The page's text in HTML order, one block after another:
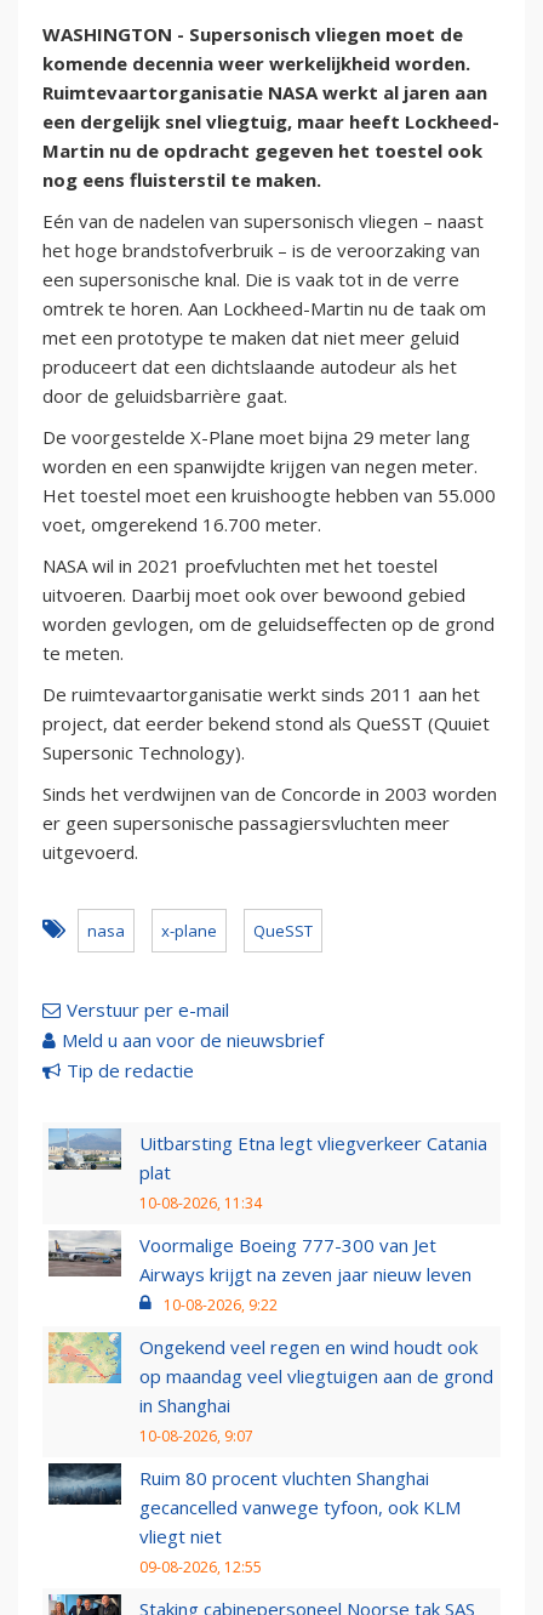
WASHINGTON - Supersonisch vliegen moet de
komende decennia weer werkelijkheid worden.
Ruimtevaartorganisatie NASA werkt al jaren aan
een dergelijk snel vliegtuig, maar heeft Lockheed-
Martin nu de opdracht gegeven het toestel ook
nog eens fluisterstil te maken.
Eén van de nadelen van supersonisch vliegen – naast
het hoge brandstofverbruik – is de veroorzaking van
een supersonische knal. Die is vaak tot in de verre
omtrek te horen. Aan Lockheed-Martin nu de taak om
met een prototype te maken dat niet meer geluid
produceert dat een dichtslaande autodeur als het
door de geluidsbarrière gaat.
De voorgestelde X-Plane moet bijna 29 meter lang
worden en een spanwijdte krijgen van negen meter.
Het toestel moet een kruishoogte hebben van 55.000
voet, omgerekend 16.700 meter.
NASA wil in 2021 proefvluchten met het toestel
uitvoeren. Daarbij moet ook over bewoond gebied
worden gevlogen, om de geluidseffecten op de grond
te meten.
De ruimtevaartorganisatie werkt sinds 2011 aan het
project, dat eerder bekend stond als QueSST (Quuiet
Supersonic Technology).
Sinds het verdwijnen van de Concorde in 2003 worden
er geen supersonische passagiersvluchten meer
uitgevoerd.
nasa x-plane QueSST
Verstuur per e-mail
Meld u aan voor de nieuwsbrief
Tip de redactie
Uitbarsting Etna legt vliegverkeer Catania
plat
10-08-2026, 11:34
Voormalige Boeing 777-300 van Jet
Airways krijgt na zeven jaar nieuw leven
10-08-2026, 9:22
Ongekend veel regen en wind houdt ook
op maandag veel vliegtuigen aan de grond
in Shanghai
10-08-2026, 9:07
Ruim 80 procent vluchten Shanghai
gecancelled vanwege tyfoon, ook KLM
vliegt niet
09-08-2026, 12:55
Staking cabinepersoneel Noorse tak SAS